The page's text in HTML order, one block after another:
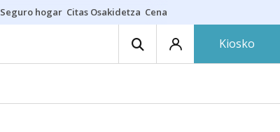
Seguro hogar Citas Osakidetza Cenas nudistas
Kiosko